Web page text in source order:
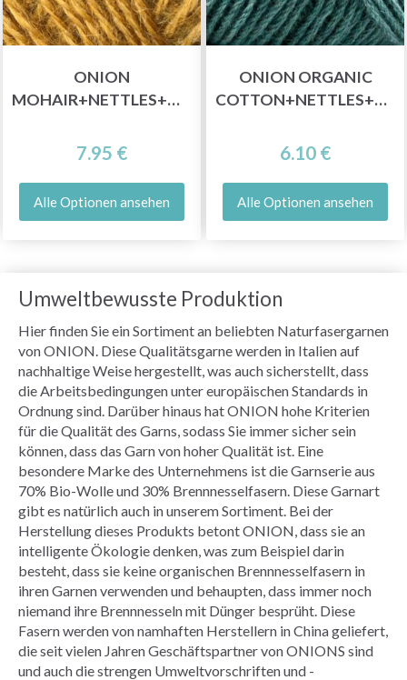
ONION
MOHAIR+NETTLES+WOOL
7.95 €
Alle Optionen ansehen
ONION ORGANIC
COTTON+NETTLES+WOOL
6.10 €
Alle Optionen ansehen
Umweltbewusste Produktion
Hier finden Sie ein Sortiment an beliebten Naturfasergarnen
von ONION. Diese Qualitätsgarne werden in Italien auf
nachhaltige Weise hergestellt, was auch sicherstellt, dass
die Arbeitsbedingungen unter europäischen Standards in
Ordnung sind. Darüber hinaus hat ONION hohe Kriterien
für die Qualität des Garns, sodass Sie immer sicher sein
können, dass das Garn von hoher Qualität ist. Eine
besondere Marke des Unternehmens ist die Garnserie aus
70% Bio-Wolle und 30% Brennnesselfasern. Diese Garnart
gibt es natürlich auch in unserem Sortiment. Bei der
Herstellung dieses Produkts betont ONION, dass sie an
intelligente Ökologie denken, was zum Beispiel darin
besteht, dass sie keine organischen Brennnesselfasern in
ihren Garnen verwenden und behaupten, dass immer noch
niemand ihre Brennnesseln mit Dünger besprüht. Diese
Fasern werden von namhaften Herstellern in China geliefert,
die seit vielen Jahren Geschäftspartner von ONIONS sind
und auch die strengen Umweltvorschriften und -
Sparen Sie bis zu 50%
und erhalten Sie exklusiven Zugang zu
Angeboten!
Jetzt anmelden
Nein danke